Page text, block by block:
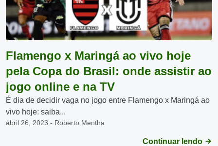
Flamengo x Maringá ao vivo hoje
pela Copa do Brasil: onde assistir ao
jogo online e na TV
É dia de decidir vaga no jogo entre Flamengo x Maringá ao
vivo hoje: saiba...
abril 26, 2023 - Roberto Mentha
Continuar lendo